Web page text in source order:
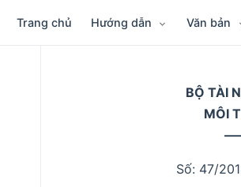
Trang chủ Hướng dẫn Văn bản
BỘ TÀI
MÔI
Số: 47/